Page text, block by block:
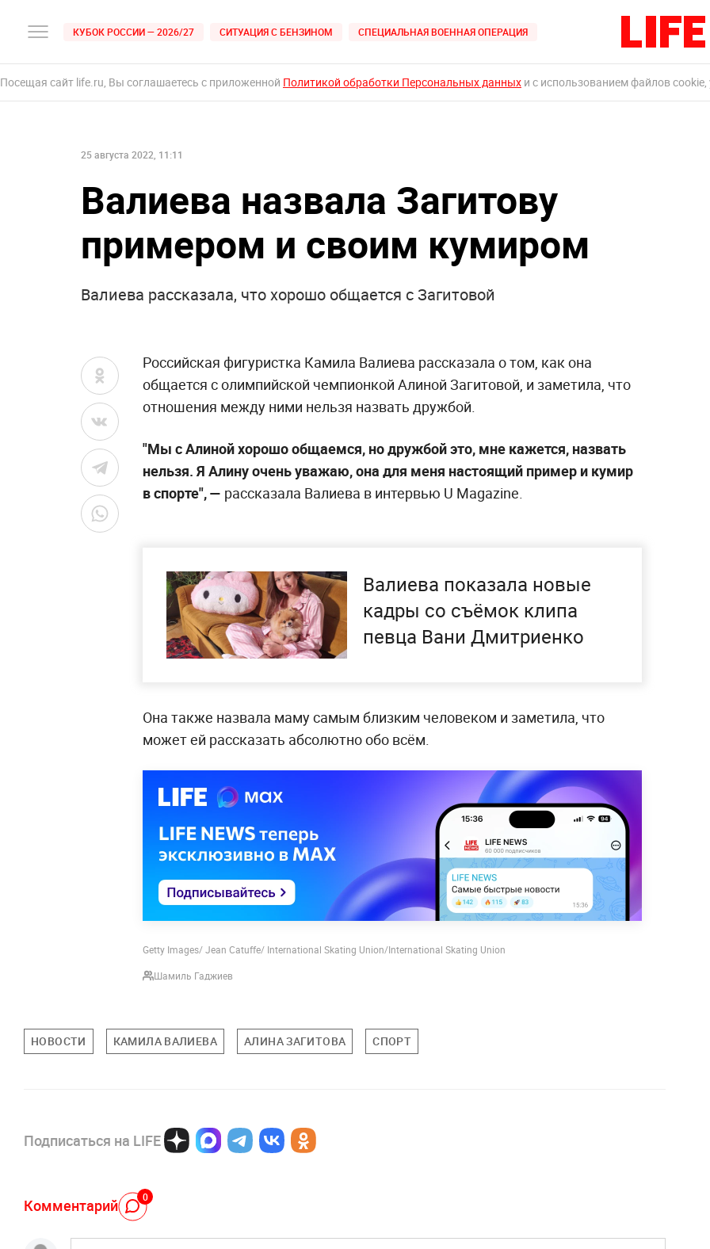
КУБОК РОССИИ — 2026/27 СИТУАЦИЯ С БЕНЗИНОМ СПЕЦИАЛЬНАЯ ВОЕННАЯ ОПЕРАЦИЯ
Посещая сайт life.ru, Вы соглашаетесь с приложенной Политикой обработки Персональных данных и с использованием файлов
25 августа 2022, 11:11
Валиева назвала Загитову
примером и своим кумиром
Валиева рассказала, что хорошо общается с Загитовой
Российская фигуристка Камила Валиева рассказала о том, как она
общается с олимпийской чемпионкой Алиной Загитовой, и заметила, что
отношения между ними нельзя назвать дружбой.
"Мы с Алиной хорошо общаемся, но дружбой это, мне кажется, назвать
нельзя. Я Алину очень уважаю, она для меня настоящий пример и кумир
в спорте", — рассказала Валиева в интервью U Magazine.
Валиева показала новые
кадры со съёмок клипа
певца Вани Дмитриенко
Она также назвала маму самым близким человеком и заметила, что
может ей рассказать абсолютно обо всём.
Getty Images/ Jean Catuffe/ International Skating Union/International Skating Union
Шамиль Гаджиев
НОВОСТИ КАМИЛА ВАЛИЕВА АЛИНА ЗАГИТОВА СПОРТ
Подписаться на LIFE
Комментарий 0